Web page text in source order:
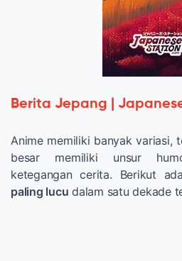
Berita Jepang |
Anime memiliki banyak variasi,
besar memiliki unsur
ketegangan cerita. Berikut
paling lucu dalam satu dekade